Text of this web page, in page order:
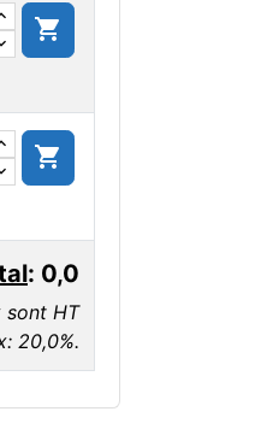


: 0,0
sont HT
20,0%.